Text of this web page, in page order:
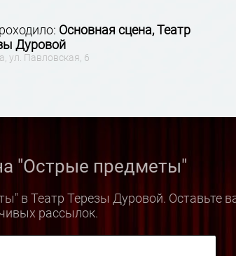
Основная сцена, Театр
Дуровой
ул. Павловская, 6
"Острые предметы"
в Театр Терезы Дуровой. Оставьте
рассылок.